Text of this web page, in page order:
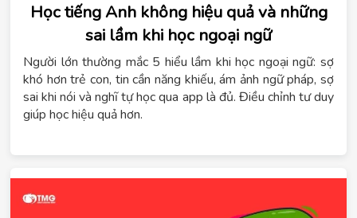
Học tiếng Anh không hiệu quả và những
sai lầm khi học ngoại ngữ
Người lớn thường mắc 5 hiểu lầm khi học ngoại ngữ: sợ
khó hơn trẻ con, tin cần năng khiếu, ám ảnh ngữ pháp, sợ
sai khi nói và nghĩ tự học qua app là đủ. Điều chỉnh tư duy
giúp học hiệu quả hơn.